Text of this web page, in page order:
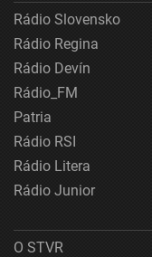
Rádio Slovensko
Rádio Regina
Rádio Devín
Rádio_FM
Patria
Rádio RSI
Rádio Litera
Rádio Junior
O STVR